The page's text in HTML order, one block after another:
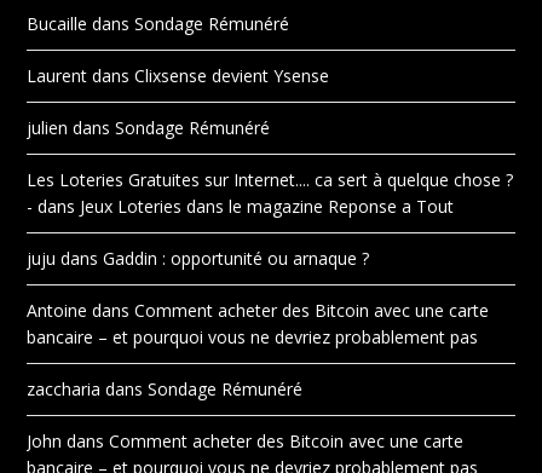
Bucaille dansSondage Rémunéré
Laurent dansClixsense devient Ysense
julien dansSondage Rémunéré
Les Loteries Gratuites sur Internet.... ca sert à quelque chose ?
- dans Jeux Loteries dans le magazine Reponse a Tout
juju dansGaddin : opportunité ou arnaque ?
Antoine dansComment acheter des Bitcoin avec une carte
bancaire – et pourquoi vous ne devriez probablement pas
zaccharia dansSondage Rémunéré
John dansComment acheter des Bitcoin avec une carte
bancaire – et pourquoi vous ne devriez probablement pas